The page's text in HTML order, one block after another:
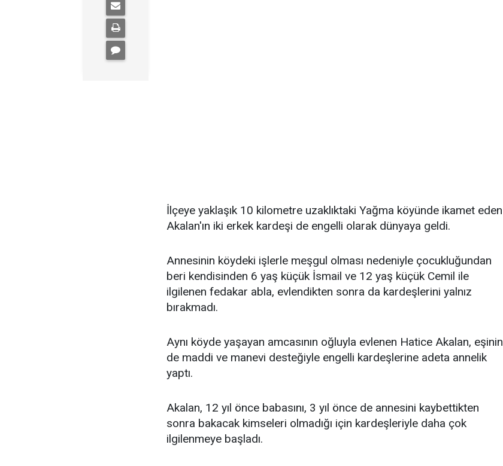
İlçeye yaklaşık 10 kilometre uzaklıktaki Yağma köyünde ikamet eden
Akalan'ın iki erkek kardeşi de engelli olarak dünyaya geldi.
Annesinin köydeki işlerle meşgul olması nedeniyle çocukluğundan
beri kendisinden 6 yaş küçük İsmail ve 12 yaş küçük Cemil ile
ilgilenen fedakar abla, evlendikten sonra da kardeşlerini yalnız
bırakmadı.
Aynı köyde yaşayan amcasının oğluyla evlenen Hatice Akalan, eşinin
de maddi ve manevi desteğiyle engelli kardeşlerine adeta annelik
yaptı.
Akalan, 12 yıl önce babasını, 3 yıl önce de annesini kaybettikten
sonra bakacak kimseleri olmadığı için kardeşleriyle daha çok
ilgilenmeye başladı.